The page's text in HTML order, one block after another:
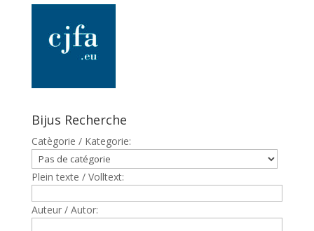
Bijus Recherche
Catègorie / Kategorie:
Plein texte / Volltext:
Auteur / Autor: